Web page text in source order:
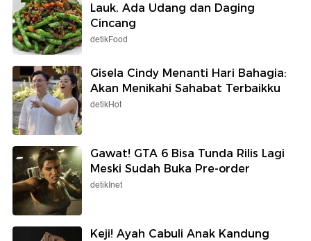
Lauk, Ada Udang dan Daging
Cincang
detikFood
Gisela Cindy Menanti Hari Bahagia:
Akan Menikahi Sahabat Terbaikku
detikHot
Gawat! GTA 6 Bisa Tunda Rilis Lagi
Meski Sudah Buka Pre-order
detikInet
Keji! Ayah Cabuli Anak Kandung